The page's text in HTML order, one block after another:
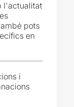
l'actualitat
pots
en
i